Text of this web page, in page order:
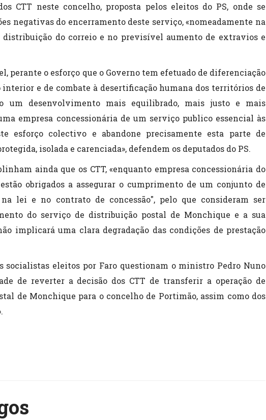
CTT neste concelho, proposta pelos eleitos do PS, onde se
negativas do encerramento deste serviço, «nomeadamente na
distribuição do correio e no previsível aumento de extravios e
perante o esforço que o Governo tem efetuado de diferenciação
e de combate à desertificação humana dos territórios de
um desenvolvimento mais equilibrado, mais justo e mais
empresa concessionária de um serviço publico essencial às
esforço colectivo e abandone precisamente esta parte de
isolada e carenciada», defendem os deputados do PS.
ainda que os CTT, «enquanto empresa concessionária do
obrigados a assegurar o cumprimento de um conjunto de
na lei e no contrato de concessão", pelo que consideram ser
do serviço de distribuição postal de Monchique e a sua
implicará uma clara degradação das condições de prestação
socialistas eleitos por Faro questionam o ministro Pedro Nuno
de reverter a decisão dos CTT de transferir a operação de
de Monchique para o concelho de Portimão, assim como dos